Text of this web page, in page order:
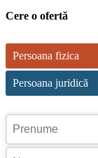
Cere o ofertă
Persoana fizica
Persoana juridică